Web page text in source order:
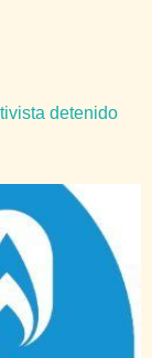
detenido